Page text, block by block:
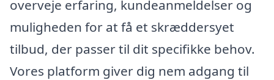
overveje erfaring, kundeanmeldelser og
muligheden for at få et skræddersyet
tilbud, der passer til dit specifikke behov.
Vores platform giver dig nem adgang til